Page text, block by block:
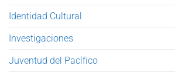
Identidad Cultural
Investigaciones
Juventud del Pacífico